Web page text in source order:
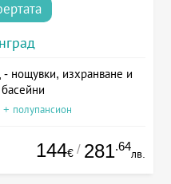
нощувки, изхранване и
полупансион
144€ / 281.64
лв.